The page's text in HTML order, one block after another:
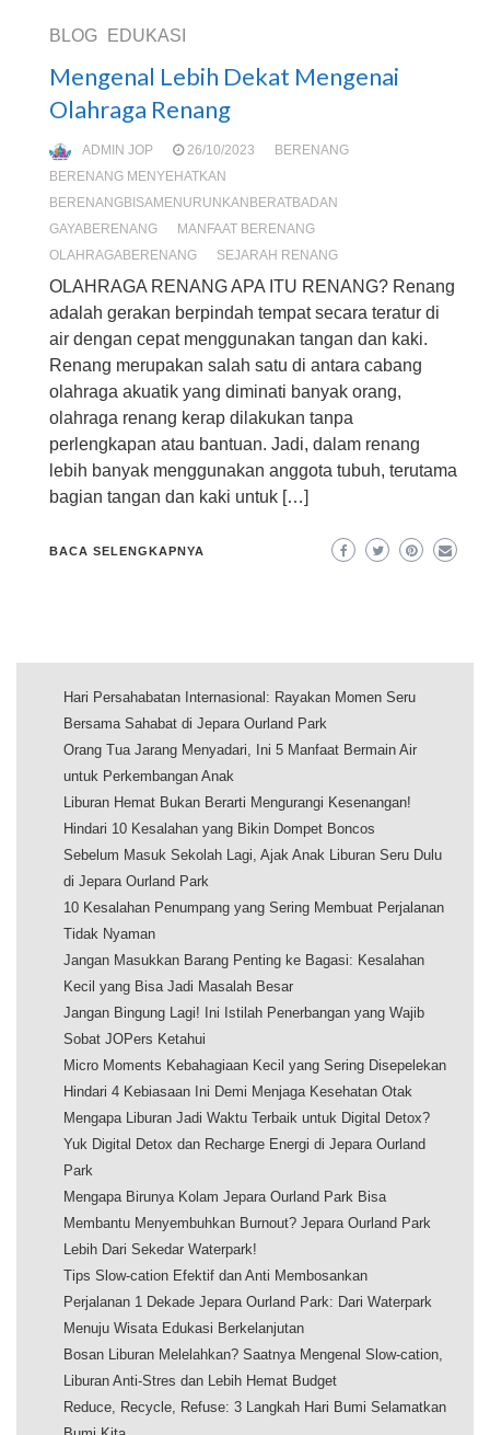
BLOG EDUKASI
Mengenal Lebih Dekat Mengenai
Olahraga Renang
ADMIN JOP 26/10/2023
BERENANG
BERENANG MENYEHATKAN
BERENANGBISAMENURUNKANBERATBADAN
GAYABERENANG
MANFAAT BERENANG
OLAHRAGABERENANG
SEJARAH RENANG
OLAHRAGA RENANG APA ITU RENANG? Renang
adalah gerakan berpindah tempat secara teratur di
air dengan cepat menggunakan tangan dan kaki.
Renang merupakan salah satu di antara cabang
olahraga akuatik yang diminati banyak orang,
olahraga renang kerap dilakukan tanpa
perlengkapan atau bantuan. Jadi, dalam renang
lebih banyak menggunakan anggota tubuh, terutama
bagian tangan dan kaki untuk […]
BACA SELENGKAPNYA
Hari Persahabatan Internasional: Rayakan Momen Seru
Bersama Sahabat di Jepara Ourland Park
Orang Tua Jarang Menyadari, Ini 5 Manfaat Bermain Air
untuk Perkembangan Anak
Liburan Hemat Bukan Berarti Mengurangi Kesenangan!
Hindari 10 Kesalahan yang Bikin Dompet Boncos
Sebelum Masuk Sekolah Lagi, Ajak Anak Liburan Seru Dulu
di Jepara Ourland Park
10 Kesalahan Penumpang yang Sering Membuat Perjalanan
Tidak Nyaman
Jangan Masukkan Barang Penting ke Bagasi: Kesalahan
Kecil yang Bisa Jadi Masalah Besar
Jangan Bingung Lagi! Ini Istilah Penerbangan yang Wajib
Sobat JOPers Ketahui
Micro Moments Kebahagiaan Kecil yang Sering Disepelekan
Hindari 4 Kebiasaan Ini Demi Menjaga Kesehatan Otak
Mengapa Liburan Jadi Waktu Terbaik untuk Digital Detox?
Yuk Digital Detox dan Recharge Energi di Jepara Ourland
Park
Mengapa Birunya Kolam Jepara Ourland Park Bisa
Membantu Menyembuhkan Burnout? Jepara Ourland Park
Lebih Dari Sekedar Waterpark!
Tips Slow-cation Efektif dan Anti Membosankan
Perjalanan 1 Dekade Jepara Ourland Park: Dari Waterpark
Menuju Wisata Edukasi Berkelanjutan
Bosan Liburan Melelahkan? Saatnya Mengenal Slow-cation,
Liburan Anti-Stres dan Lebih Hemat Budget
Reduce, Recycle, Refuse: 3 Langkah Hari Bumi Selamatkan